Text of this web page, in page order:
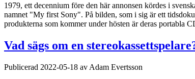
1979, ett decennium före den här annonsen kördes i
namnet "My first Sony". På bilden, som i sig är ett
produkterna som kommer under hösten är deras portabla
Vad sägs om en
Publicerad 2022-05-18 av Adam Evertsson